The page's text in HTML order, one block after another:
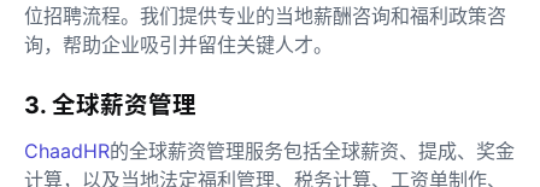
位招聘流程。我们提供专业的当地薪酬咨询和福利政策咨
询，帮助企业吸引并留住关键人才。
3. 全球薪资管理
ChaadHR的全球薪资管理服务包括全球薪资、提成、奖金
计算，以及当地法定福利管理、税务计算、工资单制作、